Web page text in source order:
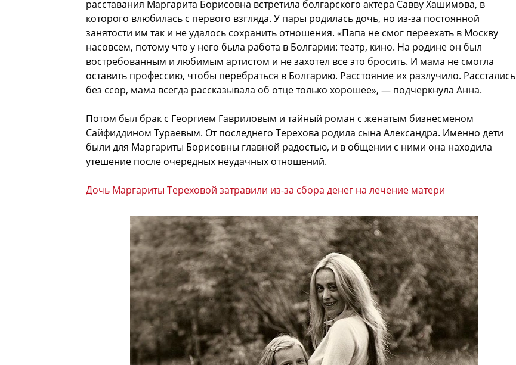
расставания Маргарита Борисовна встретила болгарского актера Савву Хашимова, в
которого влюбилась с первого взгляда. У пары родилась дочь, но из-за постоянной
занятости им так и не удалось сохранить отношения. «Папа не смог переехать в Москву
насовсем, потому что у него была работа в Болгарии: театр, кино. На родине он был
востребованным и любимым артистом и не захотел все это бросить. И мама не смогла
оставить профессию, чтобы перебраться в Болгарию. Расстояние их разлучило. Расстались
без ссор, мама всегда рассказывала об отце только хорошее», — подчеркнула Анна.
Потом был брак с Георгием Гавриловым и тайный роман с женатым бизнесменом
Сайфиддином Тураевым. От последнего Терехова родила сына Александра. Именно дети
были для Маргариты Борисовны главной радостью, и в общении с ними она находила
утешение после очередных неудачных отношений.
Дочь Маргариты Тереховой затравили из-за сбора денег на лечение матери